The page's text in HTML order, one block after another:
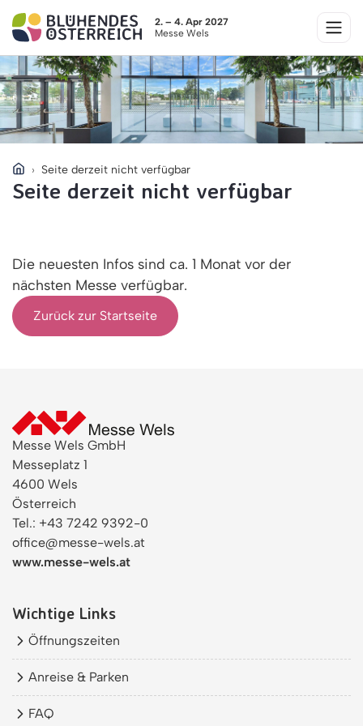
2. – 4. Apr 2027
Messe Wels
Seite derzeit nicht verfügbar
Seite derzeit nicht verfügbar
Die neuesten Infos sind ca. 1 Monat vor der
nächsten Messe verfügbar.
Zurück zur Startseite
Messe Wels GmbH
Messeplatz 1
4600 Wels
Österreich
Tel.: +43 7242 9392-0
office@messe-wels.at
www.messe-wels.at
Wichtige Links
Öffnungszeiten
Anreise & Parken
FAQ